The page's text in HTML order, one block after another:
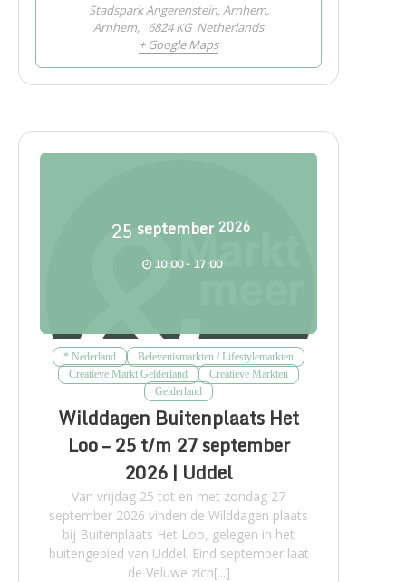
Stadspark Angerenstein, Arnhem,
Arnhem, 6824 KG Netherlands
+ Google Maps
25 september 2026
10:00 - 17:00
* Nederland
Belevenismarkten / Lifestylemarkten
Creatieve Markt Gelderland
Creatieve Markten
Gelderland
Wilddagen Buitenplaats Het
Loo – 25 t/m 27 september
2026 | Uddel
Van vrijdag 25 tot en met zondag 27
september 2026 vinden de Wilddagen plaats
bij Buitenplaats Het Loo, gelegen in het
buitengebied van Uddel. Eind september laat
de Veluwe zich[...]